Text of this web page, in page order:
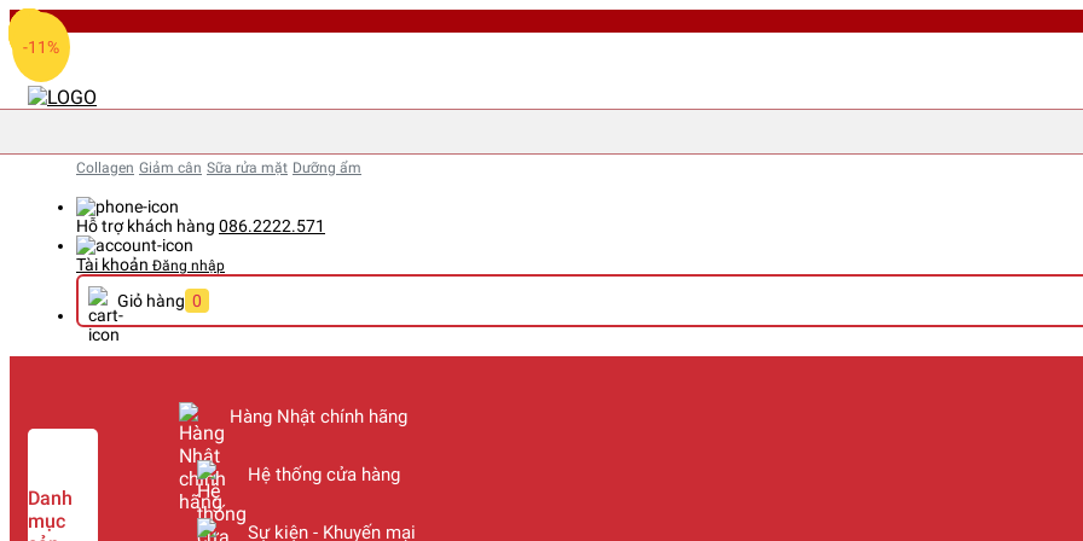
Collagen Giảm cân Sữa rửa mặt Dưỡng ẩm
Hỗ trợ khách hàng 086.2222.571
Tài khoản Đăng nhập
Giỏ hàng 0
Danh
mục
Hàng Nhật chính hãng
Hệ thống cửa hàng
Sự kiện - Khuyến mại
-11%
-17%
-17%
-17%
-11%